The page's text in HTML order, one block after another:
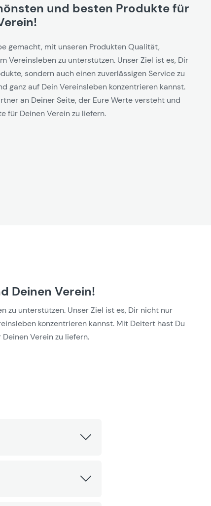
und besten Produkte für
gemacht, mit unseren Produkten Qualität,
Vereinsleben zu unterstützen. Unser Ziel ist es, Dir
sondern auch einen zuverlässigen Service zu
ganz auf Dein Vereinsleben konzentrieren kannst.
an Deiner Seite, der Eure Werte versteht und
für Deinen Verein zu liefern.
Deinen Verein!
zu unterstützen. Unser Ziel ist es, Dir nicht nur
konzentrieren kannst. Mit Deitert hast Du
Verein zu liefern.